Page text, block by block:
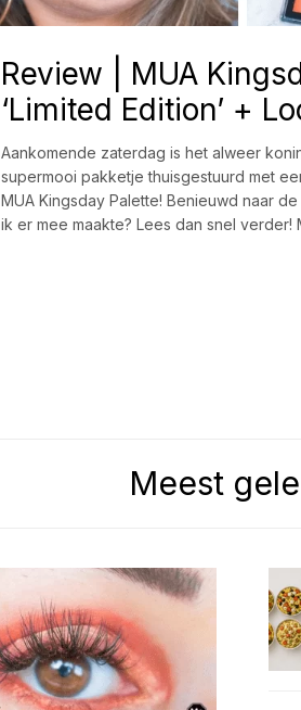
Review | MUA
‘Limited Edition’ +
Aankomende zaterdag is het alweer
supermooi pakketje thuisgestuurd met
MUA Kingsday Palette! Benieuwd naar
ik er mee maakte? Lees dan snel verder!
Meest